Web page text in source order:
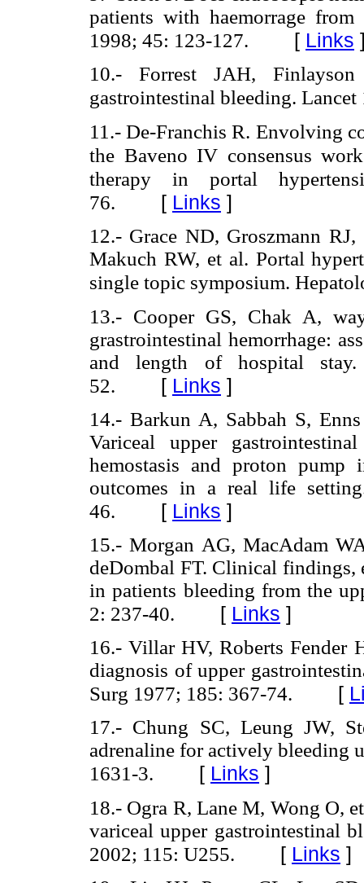
patients with haemorrage from
1998; 45: 123-127. [ Links
10.- Forrest JAH,
gastrointestinal bleeding.
11.- De-Franchis R. Envolving
the Baveno IV consensus
therapy in portal
76. [ Links ]
12.- Grace ND, Groszmann
Makuch RW, et al. Portal
single topic symposium.
13.- Cooper GS, Chak A,
grastrointestinal hemorrhage:
and length of hospital
52. [ Links ]
14.- Barkun A, Sabbah S,
Variceal upper
hemostasis and proton pump
outcomes in a real life
46. [ Links ]
15.- Morgan AG, MacAdam
deDombal FT. Clinical findings,
in patients bleeding from the
2: 237-40. [ Links ]
16.- Villar HV, Roberts Fender
diagnosis of upper
Surg 1977; 185: 367-74. [
17.- Chung SC, Leung JW,
adrenaline for actively bleeding
1631-3. [ Links ]
18.- Ogra R, Lane M, Wong O,
variceal upper gastrointestinal
2002; 115: U255. [ Links ]